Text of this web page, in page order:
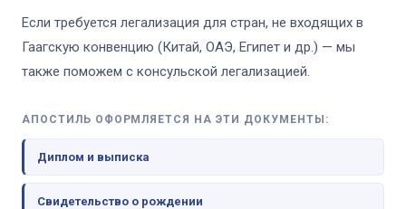
Если требуется легализация для стран, не входящих в
Гаагскую конвенцию (Китай, ОАЭ, Египет и др.) — мы
также поможем с консульской легализацией.
АПОСТИЛЬ ОФОРМЛЯЕТСЯ НА ЭТИ ДОКУМЕНТЫ:
Диплом и выписка
Свидетельство о рождении